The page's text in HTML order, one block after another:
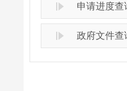
申请进度查
政府文件查